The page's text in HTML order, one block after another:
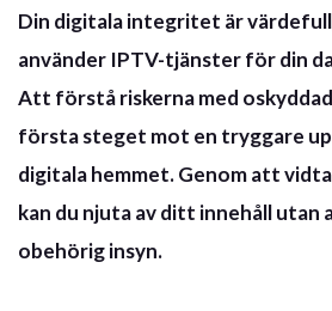
Din digitala integritet är
använder IPTV-tjänster för din
Att förstå riskerna med
första steget mot en tryggare
digitala hemmet. Genom att
kan du njuta av ditt innehåll
obehörig insyn.